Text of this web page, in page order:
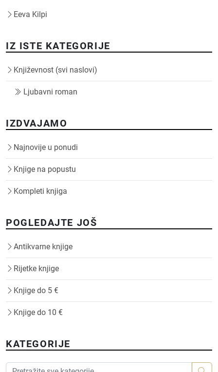
Eeva Kilpi
IZ ISTE KATEGORIJE
Književnost (svi naslovi)
Ljubavni roman
IZDVAJAMO
Najnovije u ponudi
Knjige na popustu
Kompleti knjiga
POGLEDAJTE JOŠ
Antikvarne knjige
Rijetke knjige
Knjige do 5 €
Knjige do 10 €
KATEGORIJE